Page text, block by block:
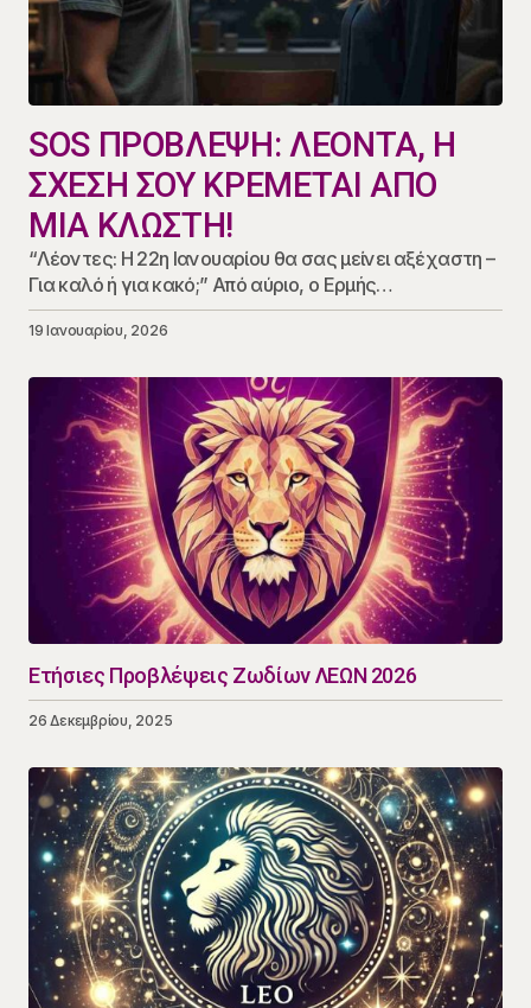
SOS ΠΡΟΒΛΕΨΗ: ΛΕΟΝΤΑ, Η
ΣΧΕΣΗ ΣΟΥ ΚΡΕΜΕΤΑΙ ΑΠΟ
ΜΙΑ ΚΛΩΣΤΗ!
“Λέοντες: Η 22η Ιανουαρίου θα σας μείνει αξέχαστη –
Για καλό ή για κακό;” Από αύριο, ο Ερμής…
19 Ιανουαρίου, 2026
Ετήσιες Προβλέψεις Ζωδίων ΛΕΩΝ 2026
26 Δεκεμβρίου, 2025